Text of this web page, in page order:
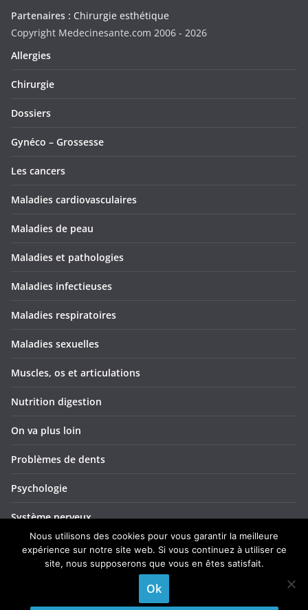
Partenaires : Chirurgie esthétique
Copyright Medecinesante.com 2006 - 2026
Allergies
Chirurgie
Dossiers
Gynéco – Grossesse
Les cancers
Maladies cardiovasculaires
Maladies de peau
Maladies et pathologies
Maladies infectieuses
Maladies respiratoires
Maladies sexuelles
Muscles, os et articulations
Nutrition digestion
On va plus loin
Problèmes de dents
Psychologie
Système nerveux
Troubles ORL
Nous utilisons des cookies pour vous garantir la meilleure
expérience sur notre site web. Si vous continuez à utiliser ce
site, nous supposerons que vous en êtes satisfait.
Ok